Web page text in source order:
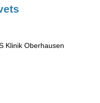
Klinik Oberhausen